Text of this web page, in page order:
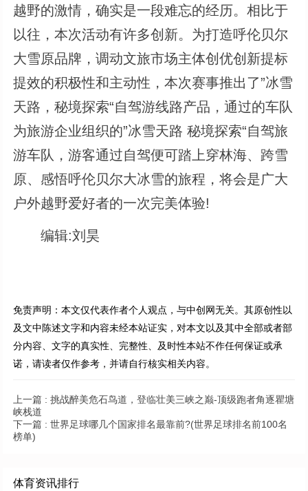
越野的激情，确实是一段难忘的经历。相比于
以往，本次活动有许多创新。为打造呼伦贝尔
大雪原品牌，调动文旅市场主体创优创新提标
提效的积极性和主动性，本次赛事推出了”冰雪
天路，秘境探索“自驾游线路产品，通过的车队
为旅游企业组织的”冰雪天路 秘境探索“自驾旅
游车队，游客通过自驾便可踏上穿林海、跨雪
原、感悟呼伦贝尔大冰雪的旅程，将会是广大
户外越野爱好者的一次完美体验!
编辑:刘昊
免责声明：本文仅代表作者个人观点，与中创网无关。其原创性以
及文中陈述文字和内容未经本站证实，对本文以及其中全部或者部
分内容、文字的真实性、完整性、及时性本站不作任何保证或承
诺，请读者仅作参考，并请自行核实相关内容。
上一篇 : 挑战醉美危石鸟道，登临壮美三峡之巅-顶级跑者角逐瞿塘
峡栈道
下一篇 : 世界足球哪几个国家排名最靠前?(世界足球排名前100名
榜单)
体育资讯排行